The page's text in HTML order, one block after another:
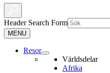
Header Search Form
MENU
Resor
Världsdelar
Afrika